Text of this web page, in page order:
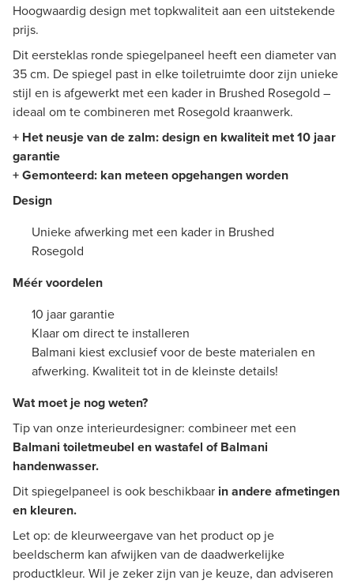
Hoogwaardig design met topkwaliteit aan een uitstekende
prijs.
Dit eersteklas ronde spiegelpaneel heeft een diameter van
35 cm. De spiegel past in elke toiletruimte door zijn unieke
stijl en is afgewerkt met een kader in Brushed Rosegold –
ideaal om te combineren met Rosegold kraanwerk.
+ Het neusje van de zalm: design en kwaliteit met 10 jaar
garantie
+ Gemonteerd: kan meteen opgehangen worden
Design
Unieke afwerking met een kader in Brushed
Rosegold
Méér voordelen
10 jaar garantie
Klaar om direct te installeren
Balmani kiest exclusief voor de beste materialen en
afwerking. Kwaliteit tot in de kleinste details!
Wat moet je nog weten?
Tip van onze interieurdesigner: combineer met een
Balmani toiletmeubel en wastafel of Balmani
handenwasser.
Dit spiegelpaneel is ook beschikbaar in andere afmetingen
en kleuren.
Let op: de kleurweergave van het product op je
beeldscherm kan afwijken van de daadwerkelijke
productkleur. Wil je zeker zijn van je keuze, dan adviseren